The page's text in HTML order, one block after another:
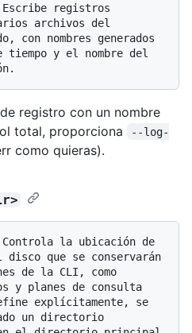
archivos del
con nombres generados
tiempo y el nombre del
registro con un nombre
total, proporciona
--log-
como quieras).
que se conservarán
de la CLI, como
y planes de consulta
explícitamente, se
un directorio